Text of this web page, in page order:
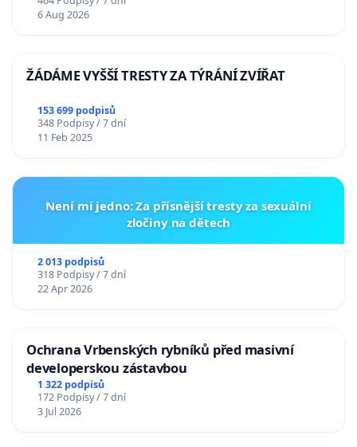
6 Aug 2026
ŽÁDÁME VYŠŠÍ TRESTY ZA TÝRÁNÍ ZVÍŘAT
153 699 podpisů
348 Podpisy / 7 dní
11 Feb 2025
Není mi jedno: Za přísnější tresty za sexuální
zločiny na dětech
2 013 podpisů
318 Podpisy / 7 dní
22 Apr 2026
Ochrana Vrbenských rybníků před masivní
developerskou zástavbou
1 322 podpisů
172 Podpisy / 7 dní
3 Jul 2026